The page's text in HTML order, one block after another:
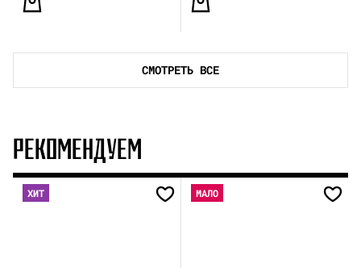
СМОТРЕТЬ ВСЕ
РЕКОМЕНДУЕМ
ХИТ МАЛО